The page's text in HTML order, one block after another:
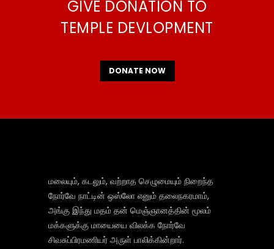
GIVE DONATION TO
TEMPLE DEVLOPMENT
DONATE NOW
மலையும், கடலும், வற்றாத செழுமையும் நிறைந்த
நோர்வே நாட்டின் ஒஸ்லோ எனும் தலைநகரமாம்,
அங்கு இந்து மதம் தன் மெஞ்ஞானத்தின் மூலம்
மக்களுக்கு மாயையை விலக்க நோர்வே
சிவசுப்பிரமணியர் அருள் பாலிக்கின்றார்.